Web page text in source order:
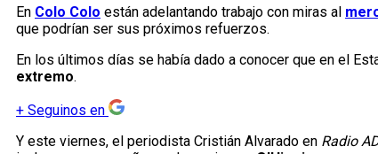
En Colo Colo están adelantando trabajo con miras al
que podrían ser sus próximos refuerzos.
En los últimos días se había dado a conocer que en el
extremo.
+ Seguinos en
Y este viernes, el periodista Cristián Alvarado en Radio